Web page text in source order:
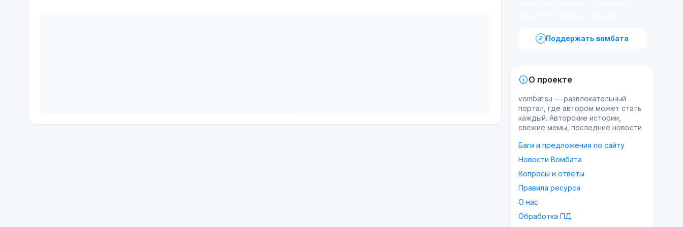
Поддержать вомбата
О проекте
vombat.su — развлекательный
портал, где автором может стать
каждый. Авторские истории,
свежие мемы, последние новости
Баги и предложения по сайту
Новости Вомбата
Вопросы и ответы
Правила ресурса
О нас
Обработка ПД